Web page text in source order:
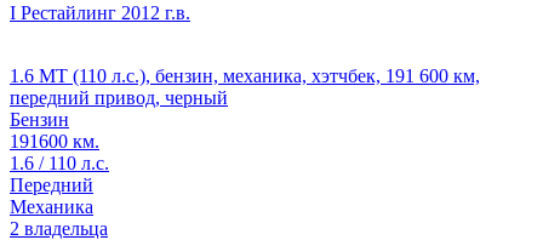
I Рестайлинг 2012 г.в.
1.6 MT (110 л.с.), бензин, механика, хэтчбек, 191 600 км,
передний привод, черный
Бензин
191600 км.
1.6 / 110 л.с.
Передний
Механика
2 владельца